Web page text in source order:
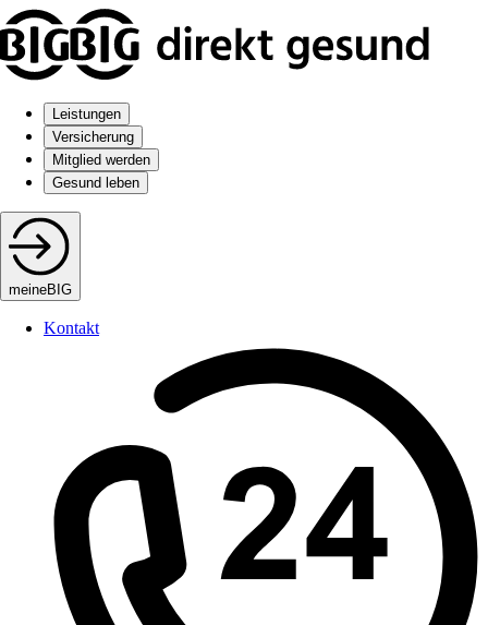
Leistungen
Versicherung
Mitglied werden
Gesund leben
meineBIG
Kontakt